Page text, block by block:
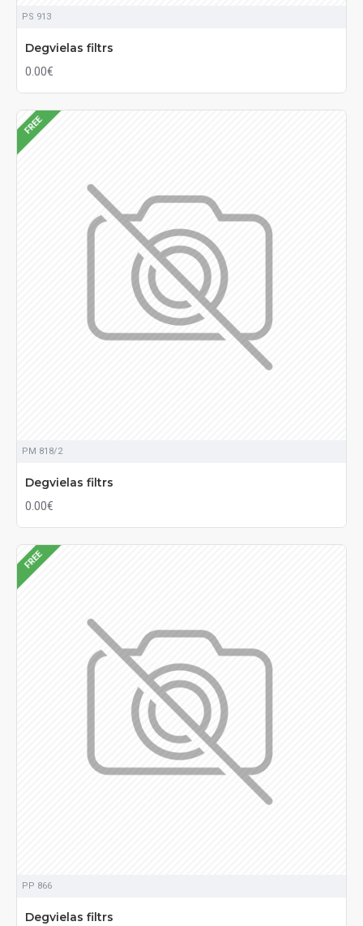
PS 913
Degvielas filtrs
0.00€
FREE
PM 818/2
Degvielas filtrs
0.00€
FREE
PP 866
Degvielas filtrs